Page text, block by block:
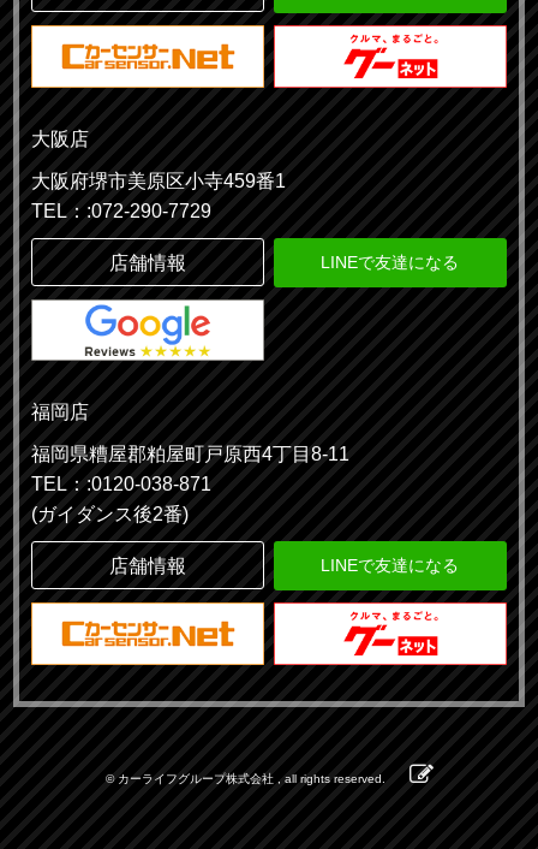
大阪店
大阪府堺市美原区小寺459番1
TEL：:072-290-7729
店舗情報 LINEで友達になる
福岡店
福岡県糟屋郡粕屋町戸原西4丁目8-11
TEL：:0120-038-871
(ガイダンス後2番)
店舗情報 LINEで友達になる
© カーライフグループ株式会社 , all rights reserved.